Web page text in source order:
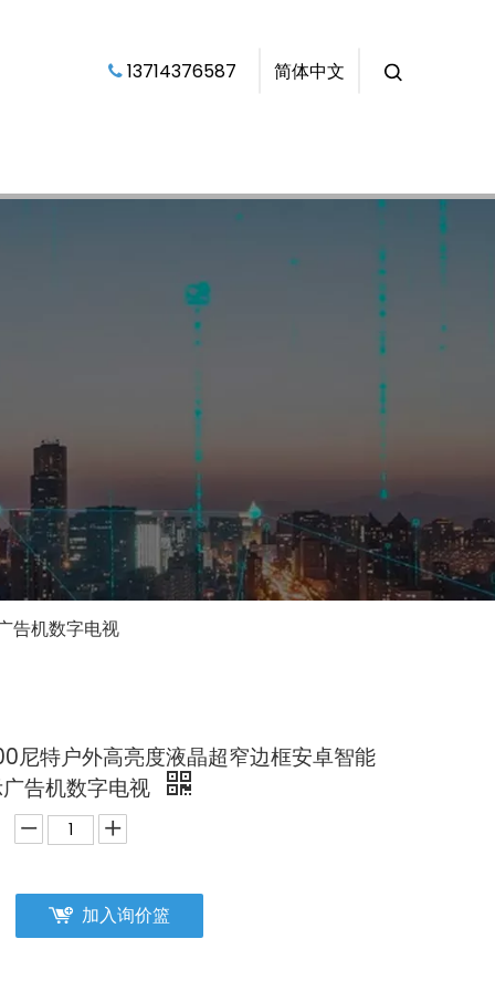
 ​​​​​​​ 13714376587​​​​​​​ 简体中文
告机数字电视
尼特户外高亮度液晶超窄边框安卓智能
告机数字电视
加入询价篮